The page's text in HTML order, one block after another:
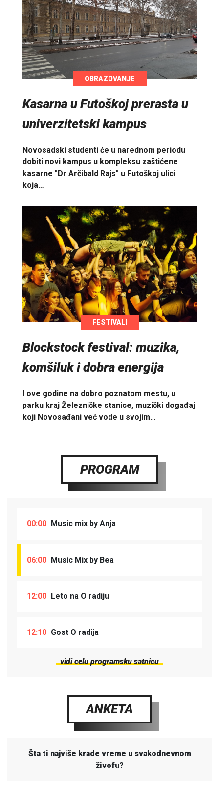
OBRAZOVANJE
Kasarna u Futoškoj prerasta u
univerzitetski kampus
Novosadski studenti će u narednom periodu
dobiti novi kampus u kompleksu zaštićene
kasarne "Dr Arčibald Rajs" u Futoškoj ulici
koja…
FESTIVALI
Blockstock festival: muzika,
komšiluk i dobra energija
I ove godine na dobro poznatom mestu, u
parku kraj Železničke stanice, muzički događaj
koji Novosađani već vode u svojim…
PROGRAM
00:00 Music mix by Anja
06:00 Music Mix by Bea
12:00 Leto na O radiju
12:10 Gost O radija
vidi celu programsku satnicu
ANKETA
Šta ti najviše krade vreme u svakodnevnom
živofu?